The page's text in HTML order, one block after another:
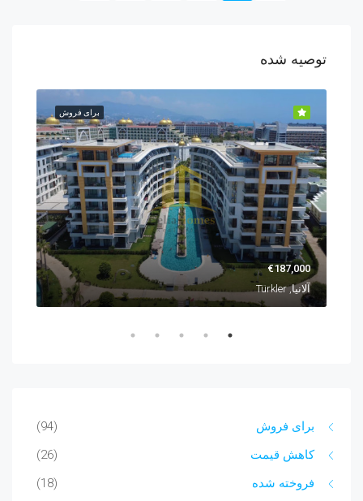
توصیه شده
برای فروش
€187,000
آلانیا, Türkler
برای فروش
(94)
کاهش قیمت
(26)
فروخته شده
(18)